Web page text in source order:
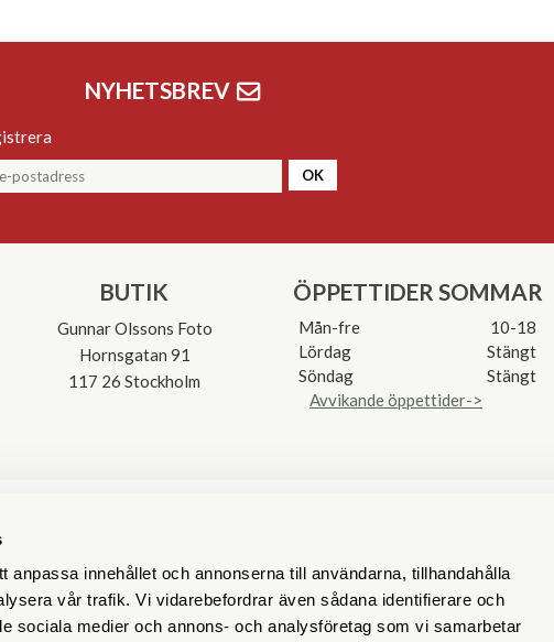
anpassa innehållet och annonserna till användarna, tillhandahålla
vår trafik. Vi vidarebefordrar även sådana identifierare och
sociala medier och annons- och analysföretag som vi samarbetar
NYHETSBREV
OK
BUTIK
Gunnar Olssons Foto
Hornsgatan 91
117 26 Stockholm
ÖPPETTIDER SOMMAR
Mån-fre
10-18
Lördag
Stängt
Söndag
Stängt
Avvikande öppettider->